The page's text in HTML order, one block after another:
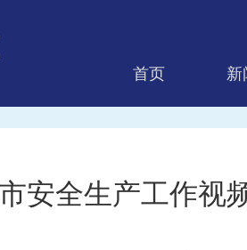
首页 新
安全生产工作视